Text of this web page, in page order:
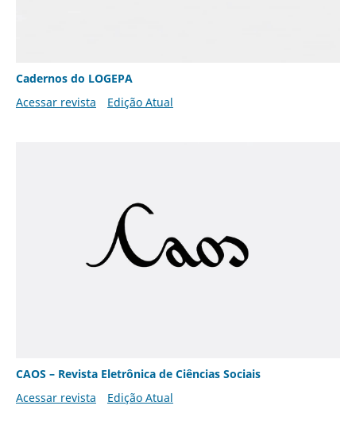
Cadernos do LOGEPA
Acessar revista
Edição Atual
CAOS – Revista Eletrônica de Ciências Sociais
Acessar revista
Edição Atual